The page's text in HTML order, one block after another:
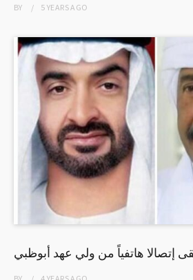
BY 5 YEARSAGO
إتصالا هاتفياً من ولي عهد أبوظبي